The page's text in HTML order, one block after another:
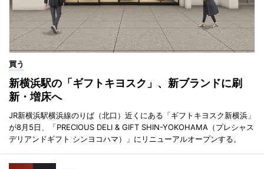
買う
新横浜駅の「ギフトキヨスク」、新ブランドに刷
新・増床へ
JR新横浜駅横浜線のりば（北口）近くにある「ギフトキヨスク新横浜」
が8月5日、「PRECIOUS DELI & GIFT SHIN-YOKOHAMA（プレシャス
デリアンドギフト シンヨコハマ）」にリニューアルオープンする。